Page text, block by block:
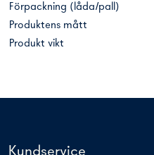
Förpackning (låda/pall)
Produktens mått
Produkt vikt